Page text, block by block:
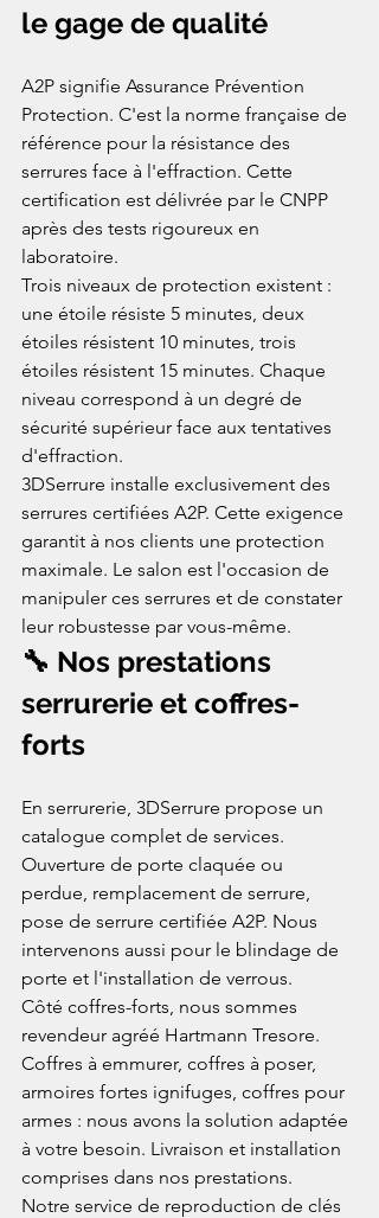
le gage de qualité
A2P signifie Assurance Prévention
Protection. C'est la norme française de
référence pour la résistance des
serrures face à l'effraction. Cette
certification est délivrée par le CNPP
après des tests rigoureux en
laboratoire.
Trois niveaux de protection existent :
une étoile résiste 5 minutes, deux
étoiles résistent 10 minutes, trois
étoiles résistent 15 minutes. Chaque
niveau correspond à un degré de
sécurité supérieur face aux tentatives
d'effraction.
3DSerrure installe exclusivement des
serrures certifiées A2P. Cette exigence
garantit à nos clients une protection
maximale. Le salon est l'occasion de
manipuler ces serrures et de constater
leur robustesse par vous-même.
🔧 Nos prestations
serrurerie et coffres-
forts
En serrurerie, 3DSerrure propose un
catalogue complet de services.
Ouverture de porte claquée ou
perdue, remplacement de serrure,
pose de serrure certifiée A2P. Nous
intervenons aussi pour le blindage de
porte et l'installation de verrous.
Côté coffres-forts, nous sommes
revendeur agréé Hartmann Tresore.
Coffres à emmurer, coffres à poser,
armoires fortes ignifuges, coffres pour
armes : nous avons la solution adaptée
à votre besoin. Livraison et installation
comprises dans nos prestations.
Notre service de reproduction de clés